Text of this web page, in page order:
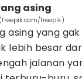
asing
freepik)
asing yang
lebih besar
jalanan